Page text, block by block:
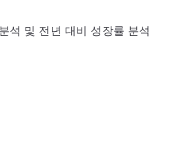
석 및 전년 대비 성장률 분석